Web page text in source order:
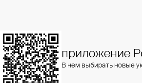
приложение
В нем выбирать новые